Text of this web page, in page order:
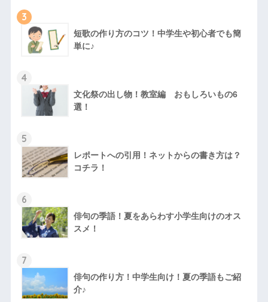
3
短歌の作り方のコツ！中学生や初心者でも簡
単に♪
4
文化祭の出し物！教室編 おもしろいもの6
選！
5
レポートへの引用！ネットからの書き方は？
コチラ！
6
俳句の季語！夏をあらわす小学生向けのオス
スメ！
7
俳句の作り方！中学生向け！夏の季語もご紹
介♪